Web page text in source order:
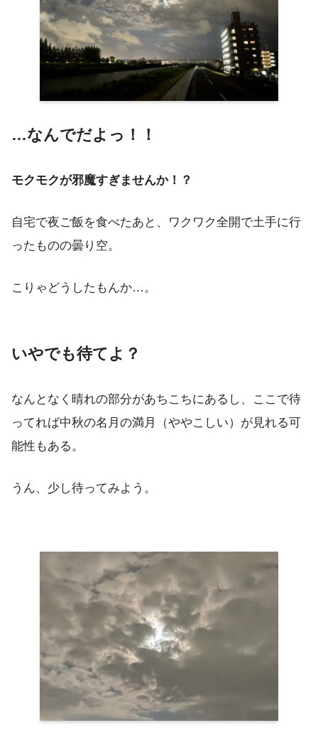
…なんでだよっ！！
モクモクが邪魔すぎませんか！？
自宅で夜ご飯を食べたあと、ワクワク全開で土手に行
ったものの曇り空。
こりゃどうしたもんか…。
いやでも待てよ？
なんとなく晴れの部分があちこちにあるし、ここで待
ってれば中秋の名月の満月（ややこしい）が見れる可
能性もある。
うん、少し待ってみよう。